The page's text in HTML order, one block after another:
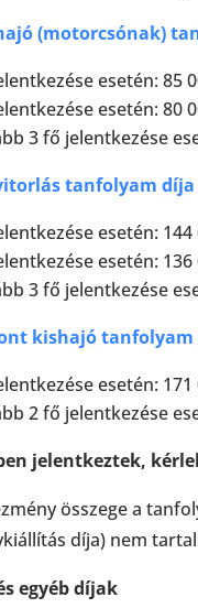
(motorcsónak)
esetén: 85
esetén: 80
3 fő jelentkezése
tanfolyam díja
esetén: 144
esetén: 136
3 fő jelentkezése
kishajó tanfolyam
esetén: 171
2 fő jelentkezése
jelentkeztek,
összege a
díja) nem
egyéb díjak